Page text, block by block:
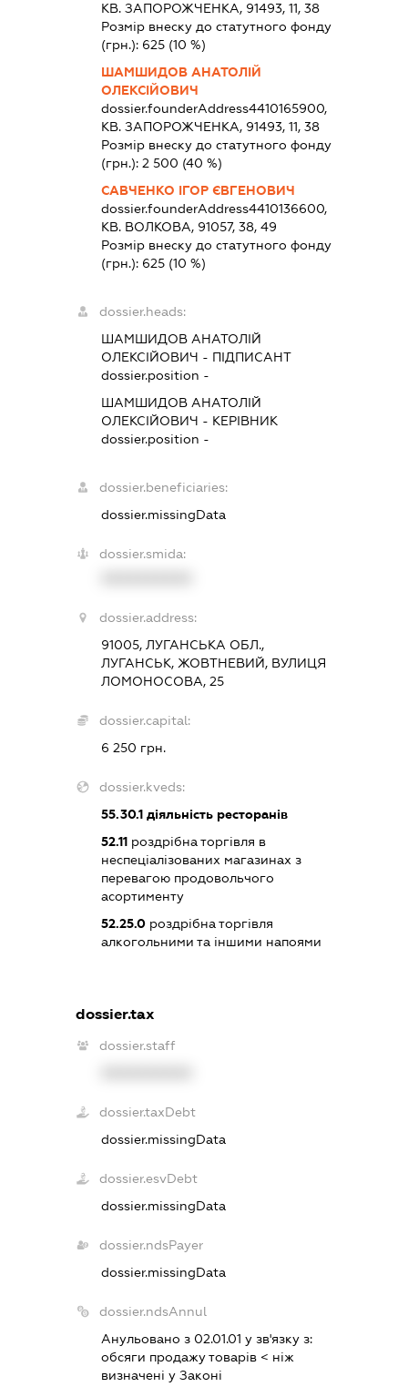
КВ. ЗАПОРОЖЧЕНКА, 91493, 11, 38
Розмір внеску до статутного фонду
(грн.): 625 (10 %)
ШАМШИДОВ АНАТОЛІЙ
ОЛЕКСІЙОВИЧ
dossier.founderAddress4410165900,
КВ. ЗАПОРОЖЧЕНКА, 91493, 11, 38
Розмір внеску до статутного фонду
(грн.):2 500 (40 %)
САВЧЕНКО ІГОР ЄВГЕНОВИЧ
dossier.founderAddress4410136600,
КВ. ВОЛКОВА, 91057, 38, 49
Розмір внеску до статутного фонду
(грн.): 625 (10 %)
dossier.heads:
ШАМШИДОВ АНАТОЛІЙ
ОЛЕКСІЙОВИЧ - ПІДПИСАНТ
dossier.position -
ШАМШИДОВ АНАТОЛІЙ
ОЛЕКСІЙОВИЧ - КЕРІВНИК
dossier.position -
dossier.beneficiaries:
dossier.missingData
dossier.smida:
dossier.address:
91005, ЛУГАНСЬКА ОБЛ.,
ЛУГАНСЬК, ЖОВТНЕВИЙ, ВУЛИЦЯ
ЛОМОНОСОВА, 25
dossier.capital:
6 250 грн.
dossier.kveds:
55.30.1 діяльність ресторанів
52.11 роздрібна торгівля в
неспеціалізованих магазинах з
перевагою продовольчого
асортименту
52.25.0 роздрібна торгівля
алкогольними та іншими напоями
dossier.tax
dossier.staff
dossier.taxDebt
dossier.missingData
dossier.esvDebt
dossier.missingData
dossier.ndsPayer
dossier.missingData
dossier.ndsAnnul
Анульовано з 02.01.01 у зв'язку з:
обсяги продажу товарiв < нiж
визначенi у Законi